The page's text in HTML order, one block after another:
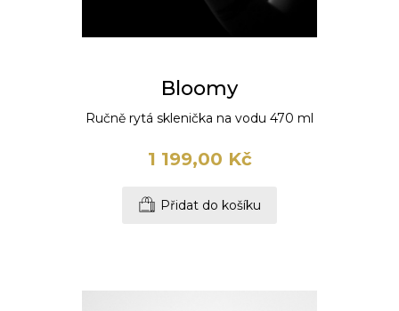
Bloomy
Ručně rytá sklenička na vodu 470 ml
1 199,00 Kč
Přidat do košíku